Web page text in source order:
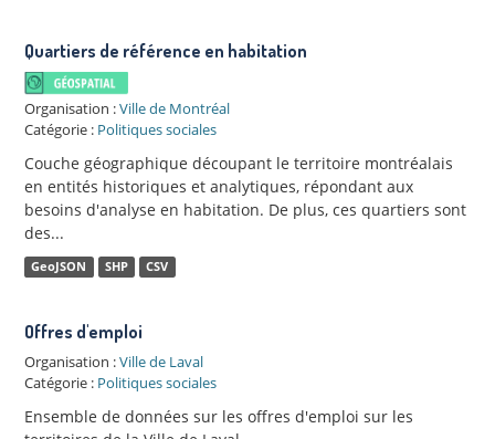
Quartiers de référence en habitation
Organisation :Ville de Montréal
Catégorie : Politiques sociales
Couche géographique découpant le territoire montréalais
en entités historiques et analytiques, répondant aux
besoins d'analyse en habitation. De plus, ces quartiers sont
des...
GeoJSON SHP CSV
Offres d'emploi
Organisation :Ville de Laval
Catégorie : Politiques sociales
Ensemble de données sur les offres d'emploi sur les